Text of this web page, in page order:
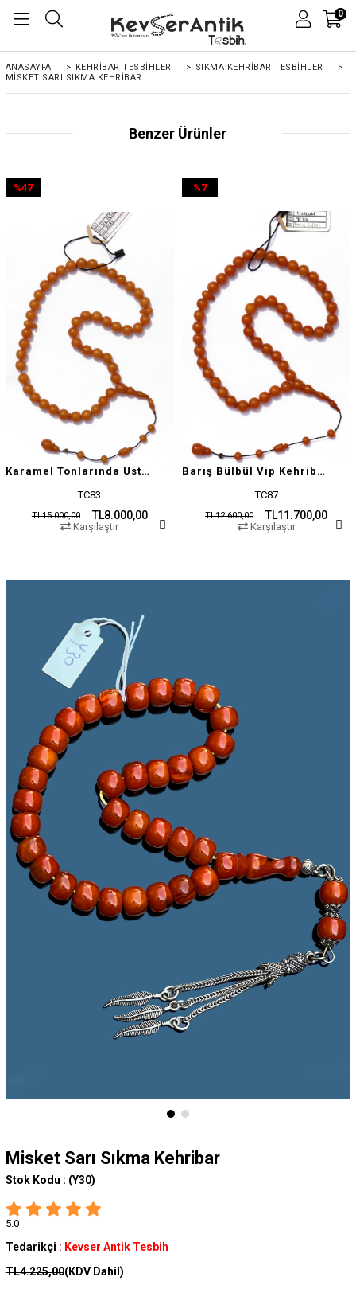
0
ANASAYFA > KEHRIBAR TESBIHLER > SIKMA KEHRİBAR TESBİHLER
>
MISKET SARI SIKMA KEHRIBAR
Benzer Ürünler
Karamel Tonlarında Usta İşçilikli Tesbih
TC83
TL8.000,00
TL15.000,00
%47
Karşılaştır
Barış Bülbül Vip Kehribar Tesbih
TC87
TL11.700,00
TL12.600,00
%7
Karşılaştır
Misket Sarı Sıkma Kehribar
Stok Kodu : (Y30)
5.0
Tedarikçi : Kevser Antik Tesbih
TL4.225,00(KDV Dahil)